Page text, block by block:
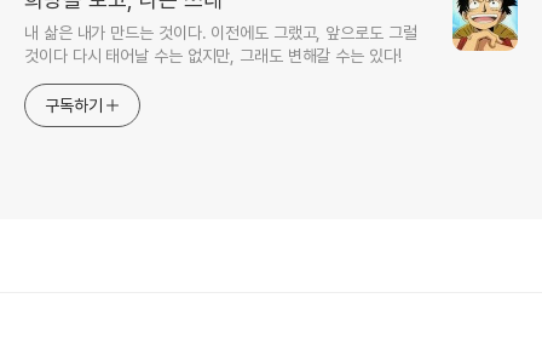
내 삶은 내가 만드는 것이다. 이전에도 그랬고, 앞으로도 그럴
것이다 다시 태어날 수는 없지만, 그래도 변해갈 수는 있다!
구독하기